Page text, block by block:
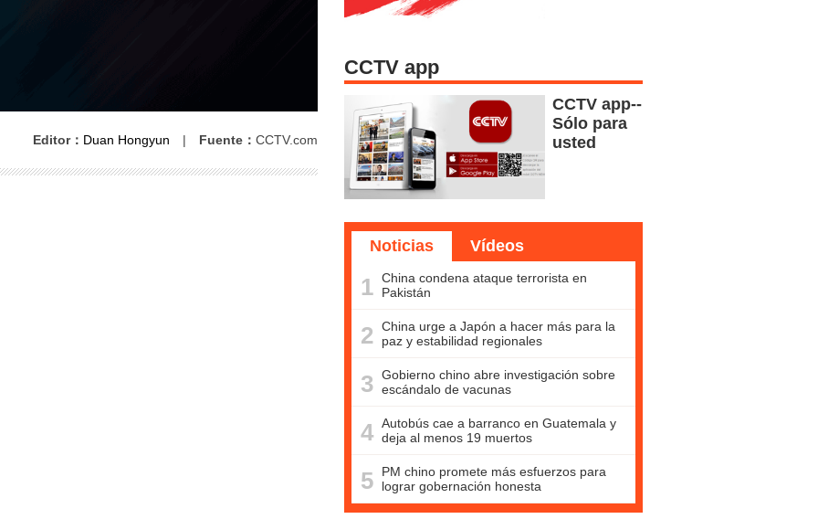
Editor： Duan Hongyun | Fuente： CCTV.com
CCTV app
CCTV app--
Sólo para
usted
Noticias Vídeos
1 China condena ataque terrorista en
Pakistán
2 China urge a Japón a hacer más para la
paz y estabilidad regionales
3 Gobierno chino abre investigación sobre
escándalo de vacunas
4 Autobús cae a barranco en Guatemala y
deja al menos 19 muertos
5
PM chino promete más esfuerzos para
lograr gobernación honesta